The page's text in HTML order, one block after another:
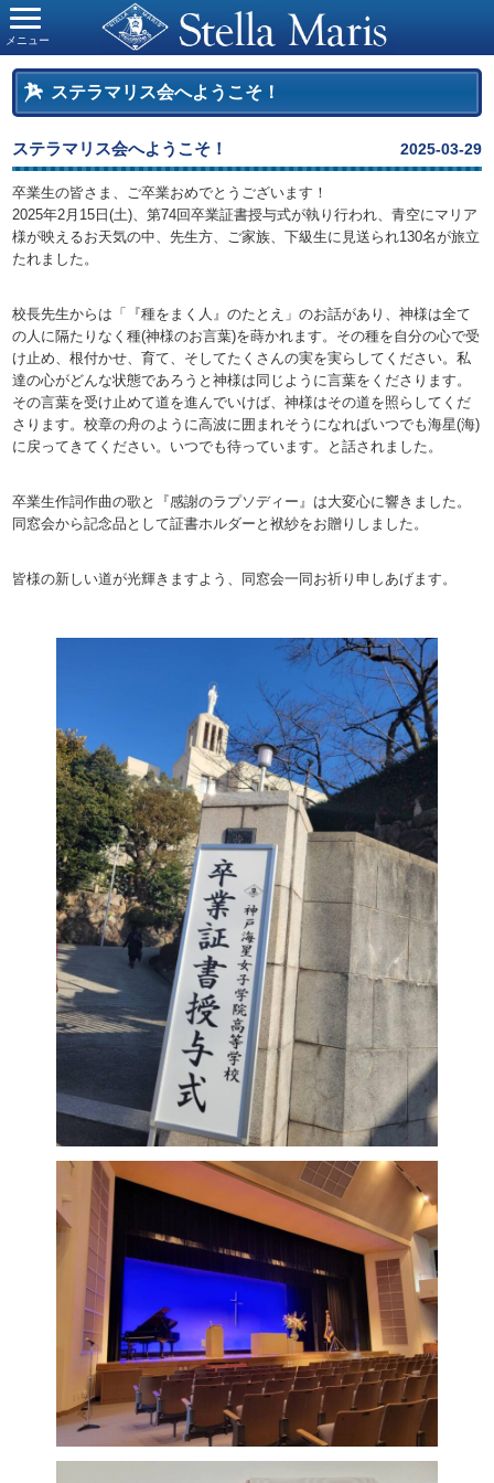
メニュー
ステラマリス会へようこそ！
ステラマリス会へようこそ！ 2025-03-29
卒業生の皆さま、ご卒業おめでとうございます！
2025年2月15日(土)、第74回卒業証書授与式が執り行われ、青空にマリア
様が映えるお天気の中、先生方、ご家族、下級生に見送られ130名が旅立
たれました。
校長先生からは「『種をまく人』のたとえ」のお話があり、神様は全て
の人に隔たりなく種(神様のお言葉)を蒔かれます。その種を自分の心で受
け止め、根付かせ、育て、そしてたくさんの実を実らしてください。私
達の心がどんな状態であろうと神様は同じように言葉をくださります。
その言葉を受け止めて道を進んでいけば、神様はその道を照らしてくだ
さります。校章の舟のように高波に囲まれそうになればいつでも海星(海)
に戻ってきてください。いつでも待っています。と話されました。
卒業生作詞作曲の歌と『感謝のラプソディー』は大変心に響きました。
同窓会から記念品として証書ホルダーと袱紗をお贈りしました。
皆様の新しい道が光輝きますよう、同窓会一同お祈り申しあげます。